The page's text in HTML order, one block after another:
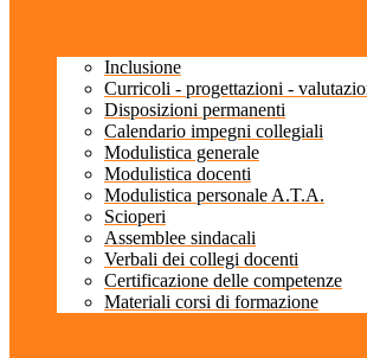
Inclusione
Curricoli - progettazioni -
Disposizioni permanenti
Calendario impegni collegiali
Modulistica generale
Modulistica docenti
Modulistica personale A.T.A.
Scioperi
Assemblee sindacali
Verbali dei collegi docenti
Certificazione delle competenze
Materiali corsi di formazione